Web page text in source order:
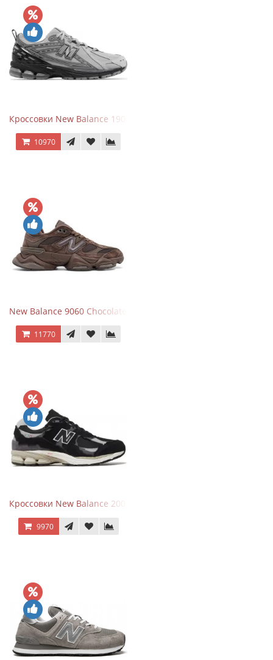
Кроссовки New Balance 1906R Brighton Grey
10970
New Balance 9060 Chocolate Brown
11770
Кроссовки New Balance 2002R Protection Pack Black Grey
9970